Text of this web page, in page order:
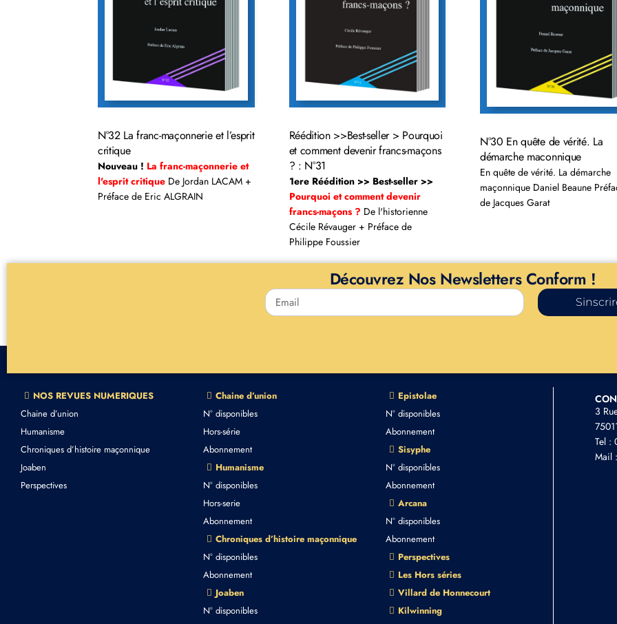
N°32 La franc-maçonnerie et l’esprit
critique
Nouveau ! La franc-maçonnerie et
l'esprit critique De Jordan LACAM +
Préface de Eric ALGRAIN
Réédition >>Best-seller > Pourquoi
et comment devenir francs-maçons
? : N°31
1ere Réédition >> Best-seller >>
Pourquoi et comment devenir
francs-maçons ? De l'historienne
Cécile Révauger + Préface de
Philippe Foussier
N°30 En quête de vérité. La
démarche maconnique
En quête de vérité. La démarche
maçonnique Daniel Beaune
de Jacques Garat
Découvrez Nos Newsletters Conform !
NOS REVUES NUMERIQUES
Chaine d’union
Humanisme
Chroniques d’histoire maçonnique
Joaben
Perspectives
Chaine d’union
N° disponibles
Hors-série
Abonnement
Humanisme
N° disponibles
Hors-serie
Abonnement
Chroniques d’histoire maçonnique
N° disponibles
Abonnement
Joaben
N° disponibles
Epistolae
N° disponibles
Abonnement
Sisyphe
N° disponibles
Abonnement
Arcana
N° disponibles
Abonnement
Perspectives
Les Hors séries
Villard de Honnecourt
Kilwinning
3
Tel :
Mail